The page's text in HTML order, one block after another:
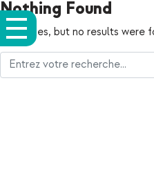
Nothing Found
Apologies, but no results were